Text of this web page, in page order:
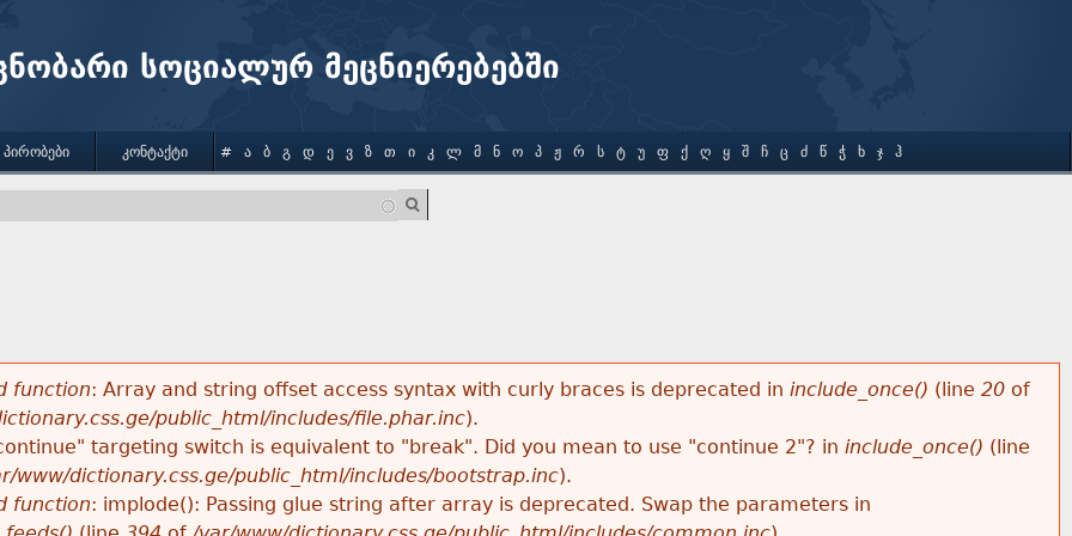
სოციალურ მეცნიერებებში
function: Array and string offset access syntax with curly braces is deprecated in include_once() (line 20of
public_html/includes/file.phar.inc).
targeting switch is equivalent to "break". Did you mean to use "continue 2"? in include_once() (line
www/dictionary.css.ge/public_html/includes/bootstrap.inc).
function: implode(): Passing glue string after array is deprecated. Swap the parameters in
ᲞᲘᲠᲝᲑᲔᲑᲘ ᲙᲝᲜᲢᲐᲥᲢᲘ # Ა Ბ Გ Დ Ე Ვ Ზ Თ Ი Კ Ლ Მ Ნ Ო Პ Ჟ Რ Ს Ტ Უ Ფ Ქ Ღ Ყ Შ Ჩ Ც Ძ Წ Ჭ Ხ Ჯ Ჰ